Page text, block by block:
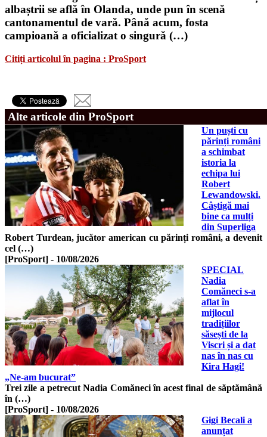
albaștrii se află în Olanda, unde pun în scenă
cantonamentul de vară. Până acum, fosta
campioană a oficializat o singură (…)
Citiți articolul în pagina : ProSport
Alte articole din ProSport
Un puști cu
părinți români
a schimbat
istoria la
echipa lui
Robert
Lewandowski.
Câștigă mai
bine ca mulți
din Superliga
Robert Turdean, jucător american cu părinți români, a devenit
cel (…)
[ProSport] - 10/08/2026
SPECIAL
Nadia
Comăneci s-a
aflat în
mijlocul
tradițiilor
săsești de la
Viscri și a dat
nas în nas cu
Kira Hagi!
„Ne-am bucurat”
Trei zile a petrecut Nadia Comăneci în acest final de săptămână
în (…)
[ProSport] - 10/08/2026
Gigi Becali a
anunțat